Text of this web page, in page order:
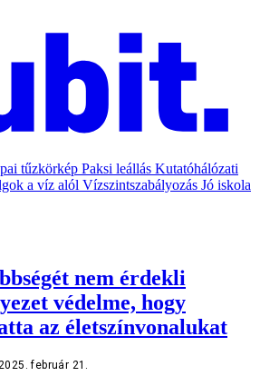
tűzkörkép Paksi leállás Kutatóhálózati
a víz alól Vízszintszabályozás Jó iskola
nem érdekli
védelme, hogy
az életszínvonalukat
február 21.